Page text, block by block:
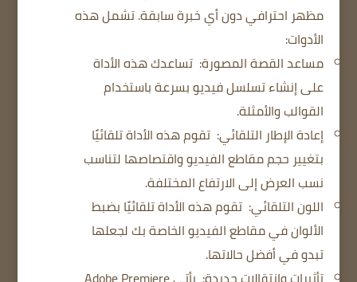
مظهر احترافي دون أي خبرة سابقة.تشمل هذه
الأدوات:
مساعد القصة المصورة: تساعدك هذه الأداة
على إنشاء تسلسل فيديو بسرعة باستخدام
القوالب والأمثلة.
إعادة الإطار التلقائي: تقوم هذه الأداة تلقائيًا
بتغيير حجم مقاطع الفيديو واقتصاصها لتناسب
نسب العرض إلى الارتفاع المختلفة.
اللون التلقائي: تقوم هذه الأداة تلقائيًا بضبط
الألوان في مقاطع الفيديو الخاصة بك لجعلها
تبدو في أفضل حالاتها.